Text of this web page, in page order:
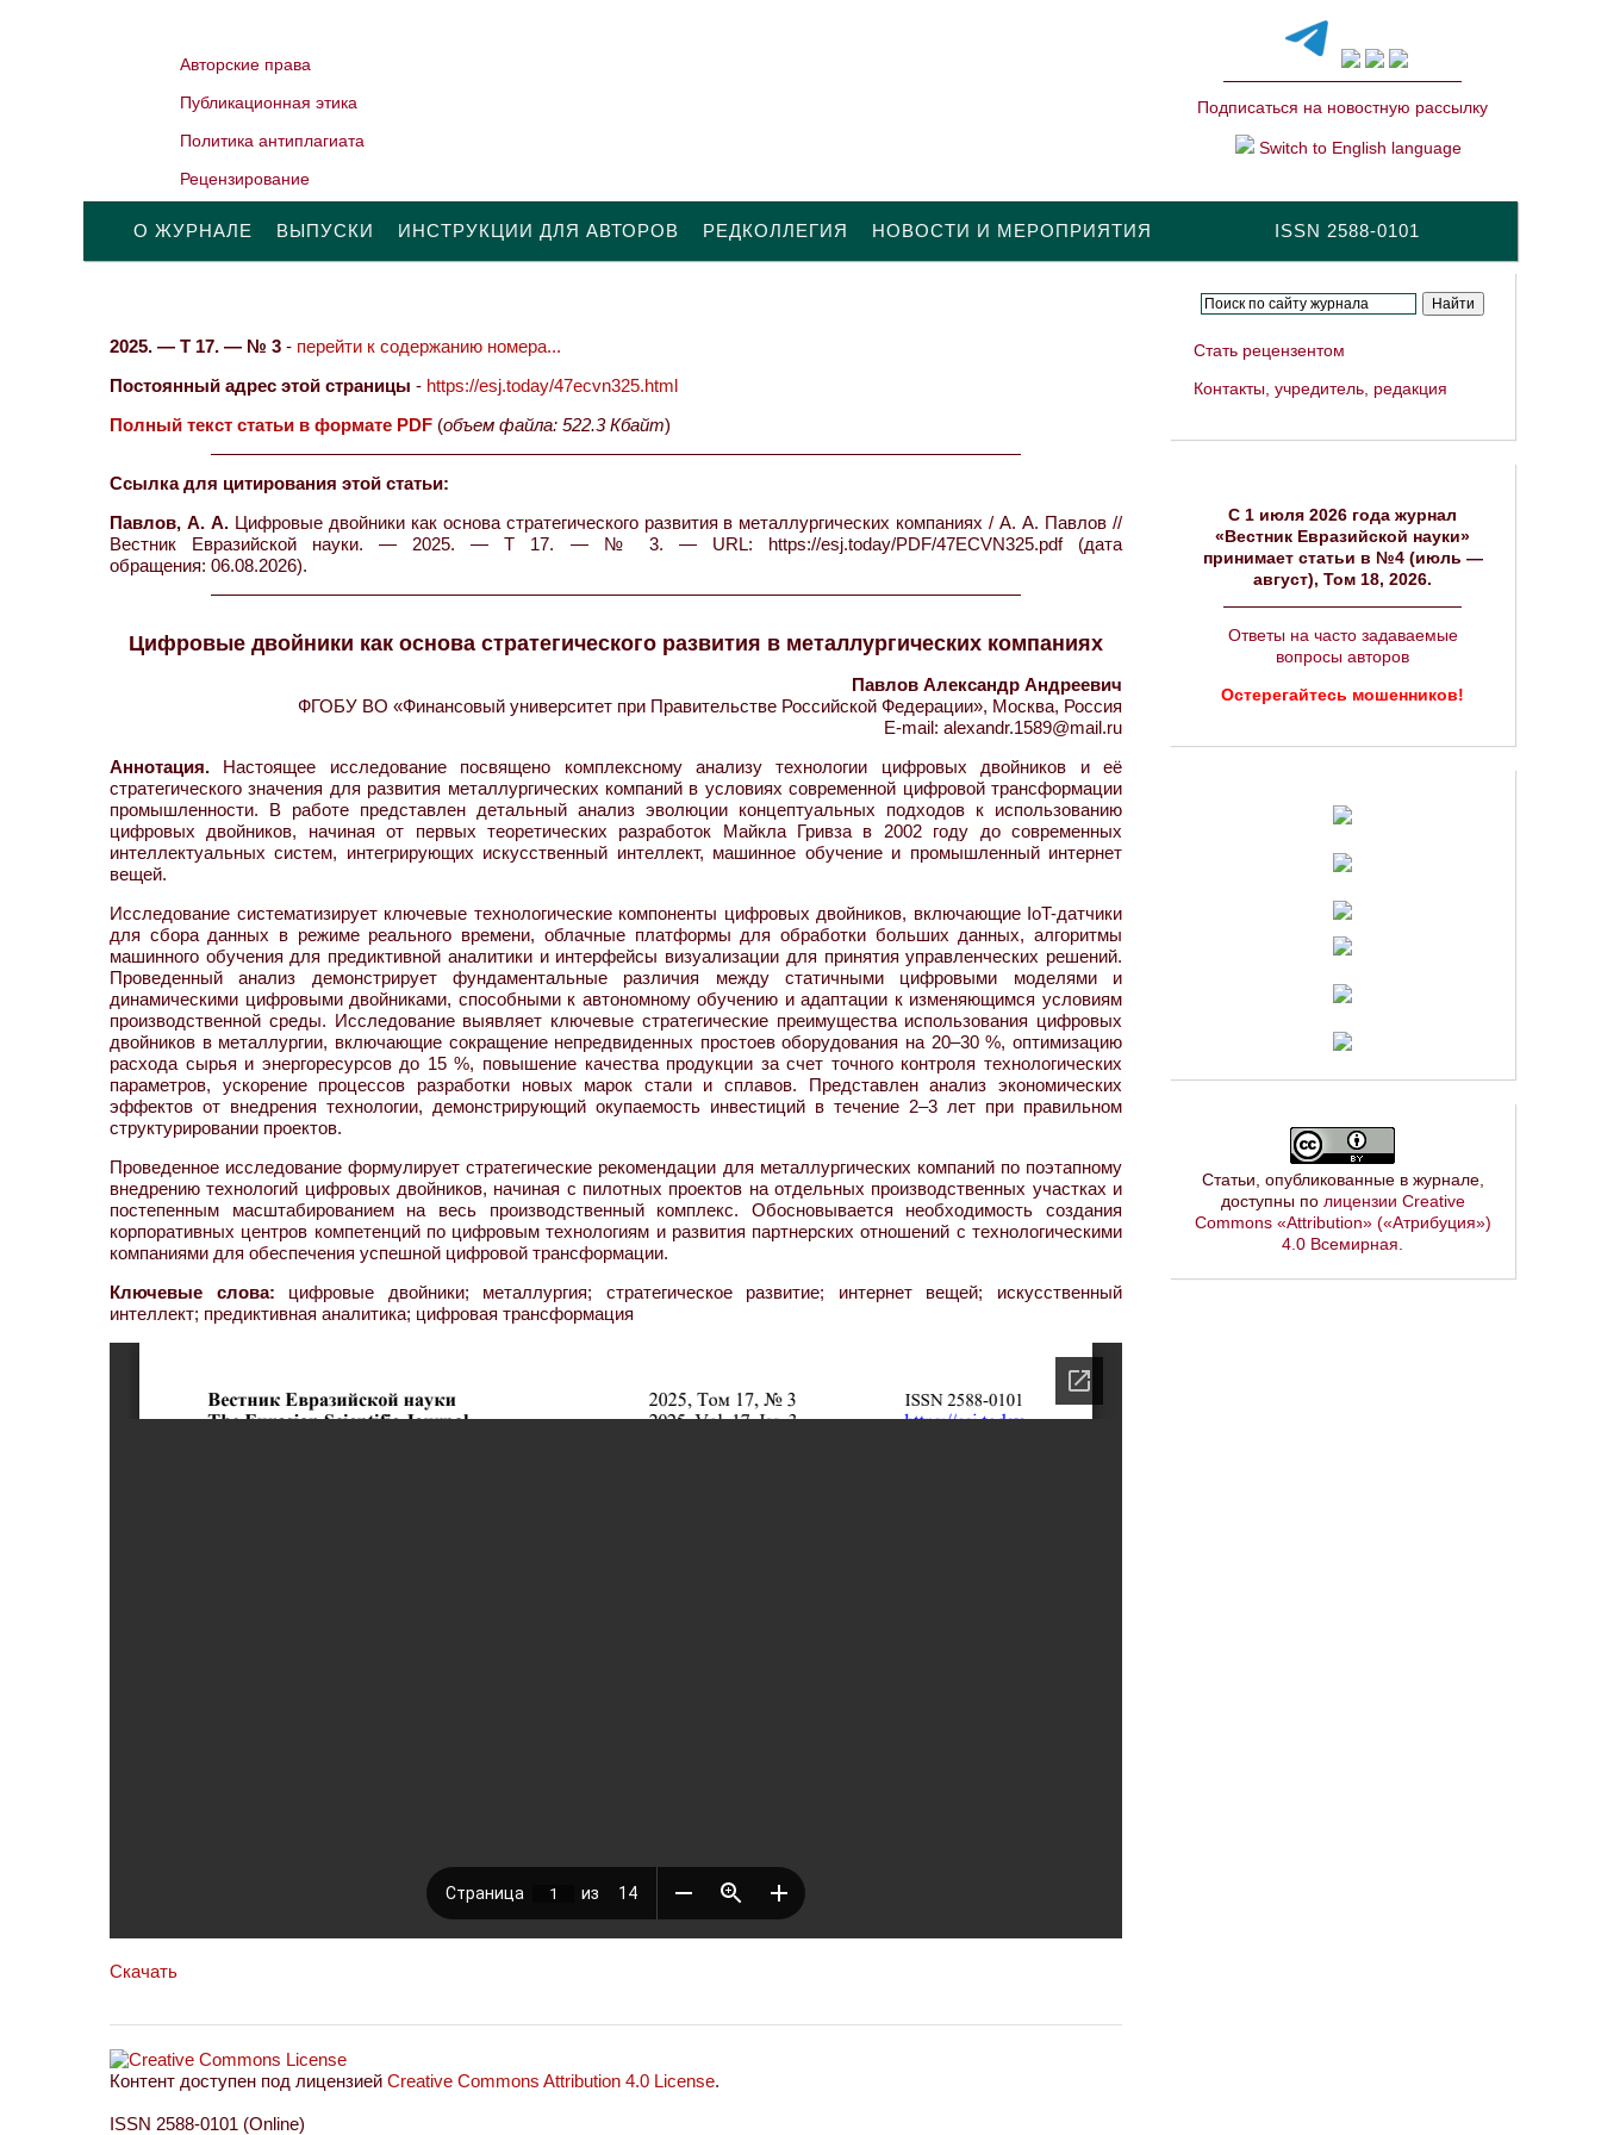
Авторские права
Публикационная этика
Политика антиплагиата
Рецензирование
Подписаться на новостную рассылку
Switch to English language
ISSN 2588-0101
О ЖУРНАЛЕ ВЫПУСКИ ИНСТРУКЦИИ ДЛЯ АВТОРОВ РЕДКОЛЛЕГИЯ НОВОСТИ И МЕРОПРИЯТИЯ
2025. — Т 17. — № 3 - перейти к содержанию номера...
Постоянный адрес этой страницы - https://esj.today/47ecvn325.html
Полный текст статьи в формате PDF (объем файла: 522.3 Кбайт)
Ссылка для цитирования этой статьи:
Павлов, А. А.Цифровые двойники как основа стратегического развития в металлургических компаниях / А. А. Павлов //
Вестник Евразийской науки. — 2025. — Т 17. — № 3. — URL: https://esj.today/PDF/47ECVN325.pdf (дата
обращения: 06.08.2026).
Цифровые двойники как основа стратегического развития в металлургических компаниях
Павлов Александр Андреевич
ФГОБУ ВО «Финансовый университет при Правительстве Российской Федерации», Москва, Россия
E-mail: alexandr.1589@mail.ru
Аннотация. Настоящее исследование посвящено комплексному анализу технологии цифровых двойников и её
стратегического значения для развития металлургических компаний в условиях современной цифровой трансформации
промышленности. В работе представлен детальный анализ эволюции концептуальных подходов к использованию
цифровых двойников, начиная от первых теоретических разработок Майкла Гривза в 2002 году до современных
интеллектуальных систем, интегрирующих искусственный интеллект, машинное обучение и промышленный интернет
вещей.
Исследование систематизирует ключевые технологические компоненты цифровых двойников, включающие IoT-датчики
для сбора данных в режиме реального времени, облачные платформы для обработки больших данных, алгоритмы
машинного обучения для предиктивной аналитики и интерфейсы визуализации для принятия управленческих решений.
Проведенный анализ демонстрирует фундаментальные различия между статичными цифровыми моделями и
динамическими цифровыми двойниками, способными к автономному обучению и адаптации к изменяющимся условиям
производственной среды. Исследование выявляет ключевые стратегические преимущества использования цифровых
двойников в металлургии, включающие сокращение непредвиденных простоев оборудования на 20–30 %, оптимизацию
расхода сырья и энергоресурсов до 15 %, повышение качества продукции за счет точного контроля технологических
параметров, ускорение процессов разработки новых марок стали и сплавов. Представлен анализ экономических
эффектов от внедрения технологии, демонстрирующий окупаемость инвестиций в течение 2–3 лет при правильном
структурировании проектов.
Проведенное исследование формулирует стратегические рекомендации для металлургических компаний по поэтапному
внедрению технологий цифровых двойников, начиная с пилотных проектов на отдельных производственных участках и
постепенным масштабированием на весь производственный комплекс. Обосновывается необходимость создания
корпоративных центров компетенций по цифровым технологиям и развития партнерских отношений с технологическими
компаниями для обеспечения успешной цифровой трансформации.
Ключевые слова: цифровые двойники; металлургия; стратегическое развитие; интернет вещей; искусственный
интеллект; предиктивная аналитика; цифровая трансформация
Скачать
Контент доступен под лицензией Creative Commons Attribution 4.0 License.
ISSN 2588-0101 (Online)
Стать рецензентом
Контакты, учредитель, редакция
C 1 июля 2026 года журнал
«Вестник Евразийской науки»
принимает статьи в №4 (июль —
август), Том 18, 2026.
Ответы на часто задаваемые
вопросы авторов
Остерегайтесь мошенников!
Статьи, опубликованные в журнале,
доступны по лицензии Creative
Commons «Attribution» («Атрибуция»)
4.0 Всемирная